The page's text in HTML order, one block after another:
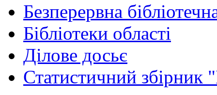
Безперервна
Бібліотеки області
Ділове досьє
Статистичний